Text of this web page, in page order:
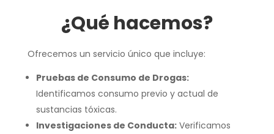
¿Qué hacemos?
Ofrecemos un servicio único que incluye:
Pruebas de Consumo de Drogas:
Identificamos consumo previo y actual de
sustancias tóxicas.
Investigaciones de Conducta:Verificamos